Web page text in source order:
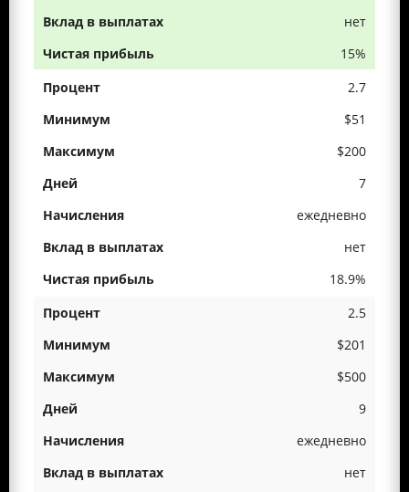
нет
15%
2.7
$51
$200
7
ежедневно
нет
18.9%
2.5
$201
$500
9
ежедневно
нет